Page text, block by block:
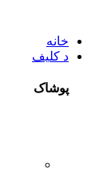
خانه
د کلیف
پوشاک